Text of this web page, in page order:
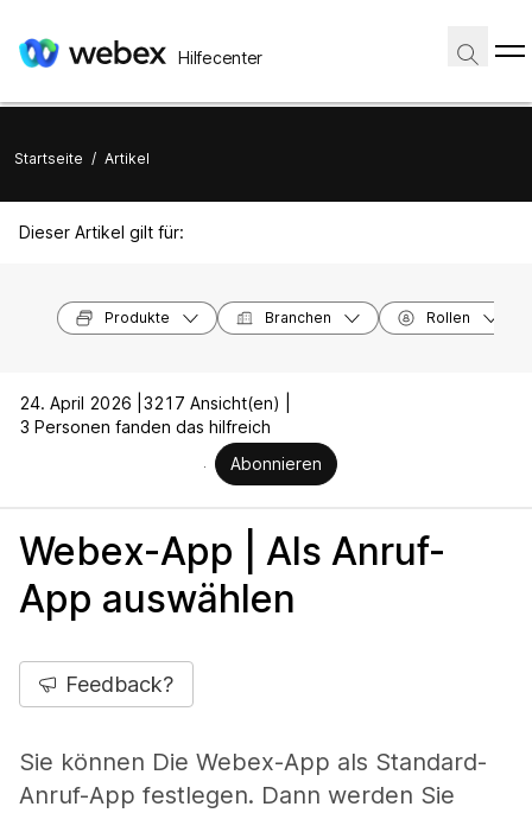
Hilfecenter
Startseite / Artikel
Dieser Artikel gilt für:
Produkte Branchen Rollen
24. April 2026 | 3217 Ansicht(en) |
3 Personen fanden das hilfreich
Abonnieren
Webex-App | Als Anruf-
App auswählen
Feedback?
Sie können Die Webex-App als Standard-
Anruf-App festlegen. Dann werden Sie